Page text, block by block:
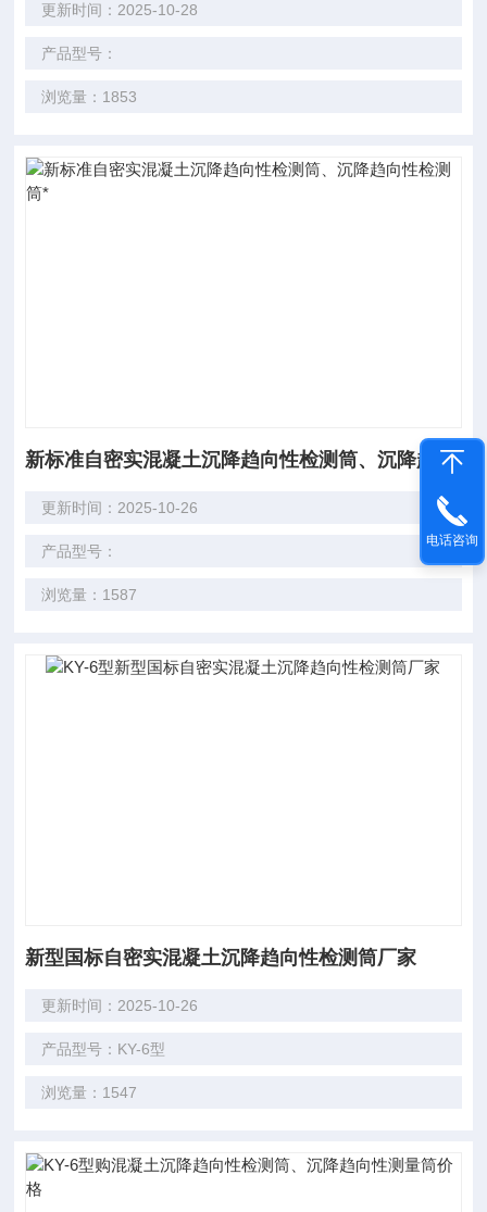
更新时间：2025-10-28
产品型号：
浏览量：1853
新标准自密实混凝土沉降趋向性检测筒、沉降趋向性检测筒*
更新时间：2025-10-26
产品型号：
浏览量：1587
新型国标自密实混凝土沉降趋向性检测筒厂家
更新时间：2025-10-26
产品型号：KY-6型
浏览量：1547
电话咨询